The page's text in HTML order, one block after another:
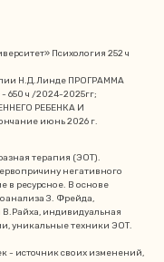
Психология 252 ч
Н.Д.Линде ПРОГРАММА
ч /2024-2025гг;
РЕБЕНКА И
июнь 2026 г.
терапия (ЭОТ).
негативного
в ресурсное. В основе
З. Фрейда,
индивидуальная
уникальные техники ЭОТ.
- источник своих изменений,